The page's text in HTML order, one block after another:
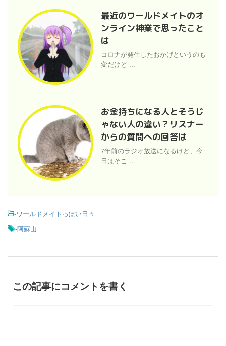
最近のワールドメイトのオ
ンライン神業で思ったこと
は
コロナが発生したおかげというのも
変だけど ...
お金持ちになる人とそうじ
ゃない人の違い？リスナー
からの質問への回答は
7年前のラジオ放送になるけど、今
日はそこ ...
-ワールドメイトっぽい日々
-阿蘇山
この記事にコメントを書く